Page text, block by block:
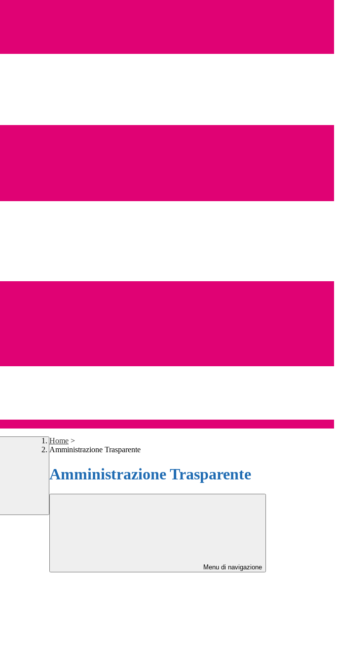
Home >
Amministrazione Trasparente
Amministrazione Trasparente
Menu di navigazione